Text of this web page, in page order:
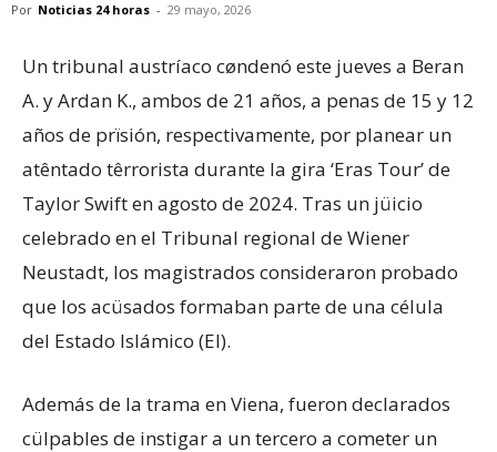
Por Noticias 24 horas - 29 mayo, 2026
Un tribunal austríaco cøndenó este jueves a Beran
A. y Ardan K., ambos de 21 años, a penas de 15 y 12
años de prïsión, respectivamente, por planear un
atêntado têrrorista durante la gira ‘Eras Tour’ de
Taylor Swift en agosto de 2024. Tras un jüicio
celebrado en el Tribunal regional de Wiener
Neustadt, los magistrados consideraron probado
que los acüsados formaban parte de una célula
del Estado Islámico (EI).
Además de la trama en Viena, fueron declarados
cülpables de instigar a un tercero a cometer un